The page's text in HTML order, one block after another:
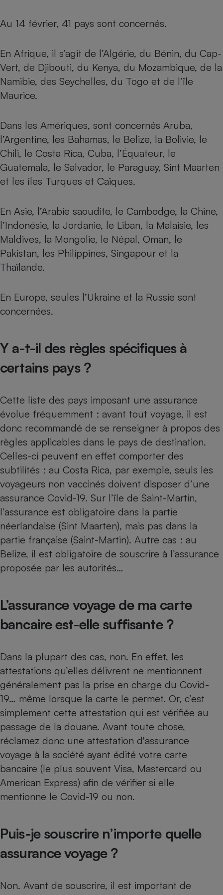
Au 14 février, 41 pays sont concernés.
En Afrique, il s’agit de l’Algérie, du Bénin, du Cap-
Vert, de Djibouti, du Kenya, du Mozambique, de la
Namibie, des Seychelles, du Togo et de l’île
Maurice.
Dans les Amériques, sont concernés Aruba,
l’Argentine, les Bahamas, le Belize, la Bolivie, le
Chili, le Costa Rica, Cuba, l’Équateur, le
Guatemala, le Salvador, le Paraguay, Sint Maarten
et les îles Turques et Caïques.
En Asie, l’Arabie saoudite, le Cambodge, la Chine,
l’Indonésie, la Jordanie, le Liban, la Malaisie, les
Maldives, la Mongolie, le Népal, Oman, le
Pakistan, les Philippines, Singapour et la
Thaïlande.
En Europe, seules l’Ukraine et la Russie sont
concernées.
Y a-t-il des règles spécifiques à
certains pays ?
Cette liste des pays imposant une assurance
évolue fréquemment : avant tout voyage, il est
donc recommandé de se renseigner à propos des
règles applicables dans le pays de destination.
Celles-ci peuvent en effet comporter des
subtilités : au Costa Rica, par exemple, seuls les
voyageurs non vaccinés doivent disposer d’une
assurance Covid-19. Sur l’île de Saint-Martin,
l’assurance est obligatoire dans la partie
néerlandaise (Sint Maarten), mais pas dans la
partie française (Saint-Martin). Autre cas : au
Belize, il est obligatoire de souscrire à l’assurance
proposée par les autorités…
L’assurance voyage de ma carte
bancaire est-elle suffisante ?
Dans la plupart des cas, non. En effet, les
attestations qu’elles délivrent ne mentionnent
généralement pas la prise en charge du Covid-
19… même lorsque la carte le permet. Or, c’est
simplement cette attestation qui est vérifiée au
passage de la douane. Avant toute chose,
réclamez donc une attestation d'assurance
voyage à la société ayant édité votre carte
bancaire (le plus souvent Visa, Mastercard ou
American Express) afin de vérifier si elle
mentionne le Covid-19 ou non.
Puis-je souscrire n’importe quelle
assurance voyage ?
Non. Avant de souscrire, il est important de
Plaque de cuisson à
Climatiseur -
Ventilateur
Cafetière à expressos
Robot ménager
Climatiseur -
Ventilateur